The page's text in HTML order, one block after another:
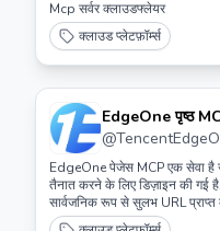
Mcp सर्वर क्लाउडफ्लेयर
क्लाउड प्लेटफ़ॉर्म्स
EdgeOne पृष्ठ
@
EdgeOne पेजेस MCP एक सेवा है
तैनात करने के लिए डिज़ाइन की गई
सार्वजनिक रूप से सुलभ URL